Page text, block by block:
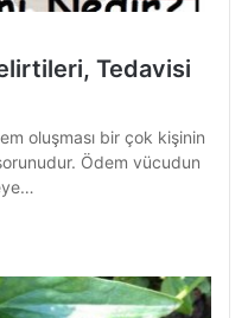
Tedavisi
oluşması bir çok kişinin
Ödem vücudun